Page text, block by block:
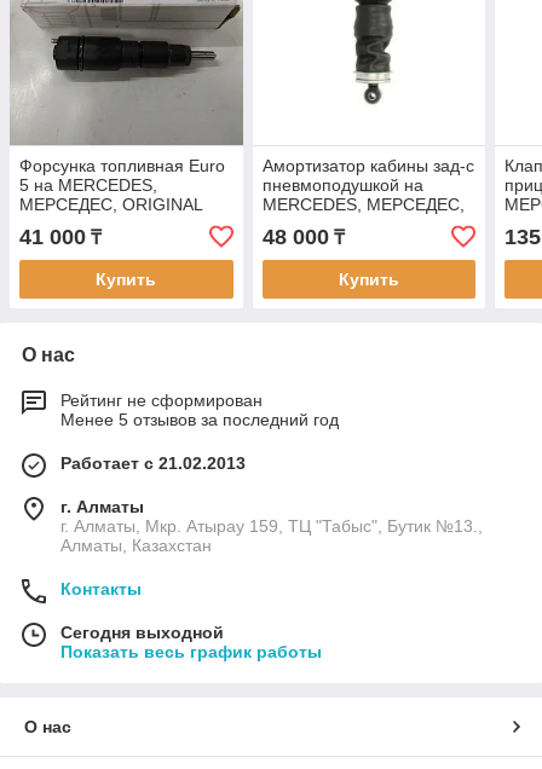
Форсунка топливная Euro
5 на MERCEDES,
МЕРСЕДЕС, ORIGINAL
A0060176921
41 000 ₸
Купить
Амортизатор кабины зад-c
пневмоподушкой на
MERCEDES, МЕРСЕДЕС,
ORIGINAL A9438903919
48 000₸
Купить
О нас
Рейтинг не сформирован
Менее 5 отзывов за последний год
Работает с 21.02.2013
г. Алматы
г. Алматы, Мкр. Атырау 159, ТЦ "Табыс", Бутик №13.,
Алматы, Казахстан
Контакты
Сегодня выходной
Показать весь график работы
О нас